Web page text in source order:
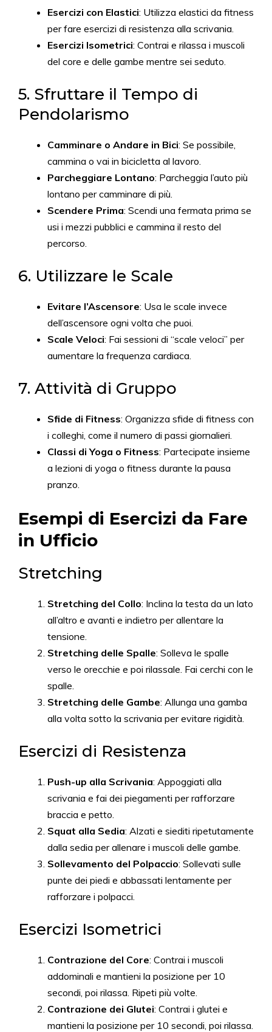
Esercizi con Elastici: Utilizza elastici da fitness
per fare esercizi di resistenza alla scrivania.
Esercizi Isometrici: Contrai e rilassa i muscoli
del core e delle gambe mentre sei seduto.
5. Sfruttare il Tempo di
Pendolarismo
Camminare o Andare in Bici: Se possibile,
cammina o vai in bicicletta al lavoro.
Parcheggiare Lontano: Parcheggia l’auto più
lontano per camminare di più.
Scendere Prima: Scendi una fermata prima se
usi i mezzi pubblici e cammina il resto del
percorso.
6. Utilizzare le Scale
Evitare l’Ascensore: Usa le scale invece
dell’ascensore ogni volta che puoi.
Scale Veloci: Fai sessioni di “scale veloci” per
aumentare la frequenza cardiaca.
7. Attività di Gruppo
Sfide di Fitness: Organizza sfide di fitness con
i colleghi, come il numero di passi giornalieri.
Classi di Yoga o Fitness: Partecipate insieme
a lezioni di yoga o fitness durante la pausa
pranzo.
Esempi di Esercizi da Fare
in Ufficio
Stretching
Stretching del Collo: Inclina la testa da un lato
all’altro e avanti e indietro per allentare la
tensione.
Stretching delle Spalle: Solleva le spalle
verso le orecchie e poi rilassale. Fai cerchi con le
spalle.
Stretching delle Gambe: Allunga una gamba
alla volta sotto la scrivania per evitare rigidità.
Esercizi di Resistenza
Push-up alla Scrivania: Appoggiati alla
scrivania e fai dei piegamenti per rafforzare
braccia e petto.
Squat alla Sedia: Alzati e siediti ripetutamente
dalla sedia per allenare i muscoli delle gambe.
Sollevamento del Polpaccio: Sollevati sulle
punte dei piedi e abbassati lentamente per
rafforzare i polpacci.
Esercizi Isometrici
Contrazione del Core: Contrai i muscoli
addominali e mantieni la posizione per 10
secondi, poi rilassa. Ripeti più volte.
Contrazione dei Glutei: Contrai i glutei e
mantieni la posizione per 10 secondi, poi rilassa.